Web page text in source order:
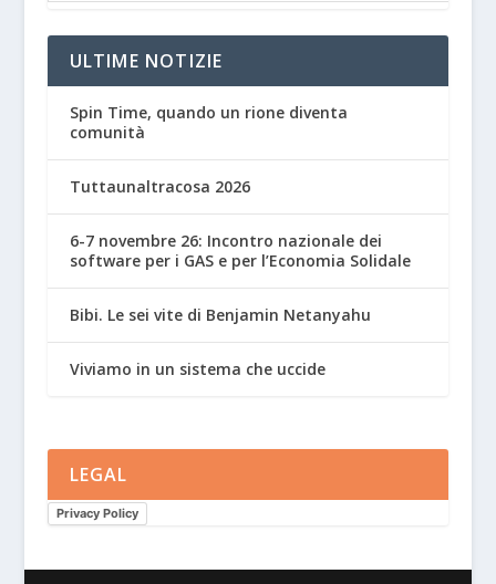
ULTIME NOTIZIE
Spin Time, quando un rione diventa
comunità
Tuttaunaltracosa 2026
6-7 novembre 26: Incontro nazionale dei
software per i GAS e per l’Economia Solidale
Bibi. Le sei vite di Benjamin Netanyahu
Viviamo in un sistema che uccide
LEGAL
Privacy Policy